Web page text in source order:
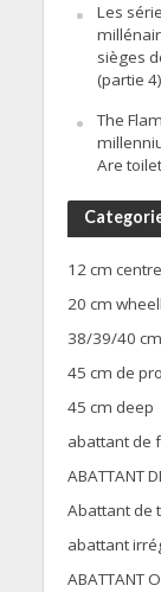
Les
sièges
(partie
The
Are
12 cm
20 cm
38/39/40 cm
45 cm de
45 cm deep
abattant de
ABATTANT
Abattant de
abattant
ABATTANT